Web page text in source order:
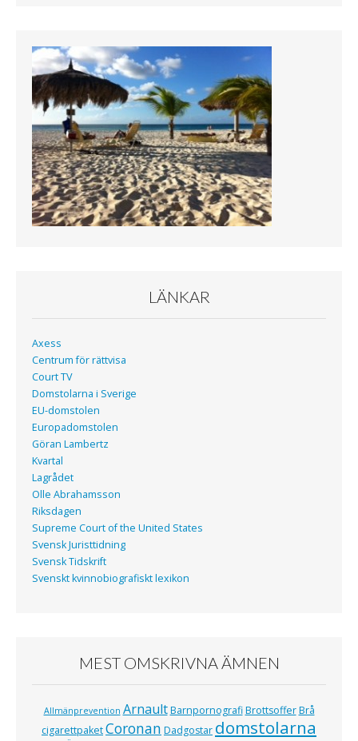
b
o
o
k
t
e
r
LÄNKAR
Axess
Centrum för rättvisa
Court TV
Domstolarna i Sverige
EU-domstolen
Europadomstolen
Göran Lambertz
Kvartal
Lagrådet
Olle Abrahamsson
Riksdagen
Supreme Court of the United States
Svensk Juristtidning
Svensk Tidskrift
Svenskt kvinnobiografiskt lexikon
MEST OMSKRIVNA ÄMNEN
Allmänprevention Arnault Barnpornografi Brottsoffer Brå
cigarettpaketCoronan Dadgostar domstolarna